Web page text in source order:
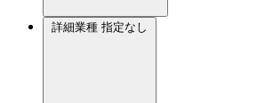
詳細業種 指定なし